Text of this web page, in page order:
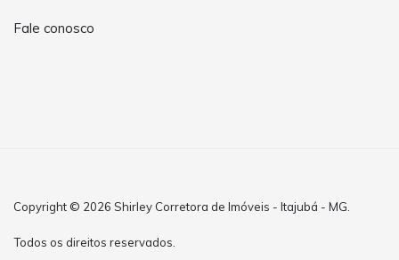
Fale conosco
Copyright © 2026 Shirley Corretora de Imóveis - Itajubá - MG.
Todos os direitos reservados.